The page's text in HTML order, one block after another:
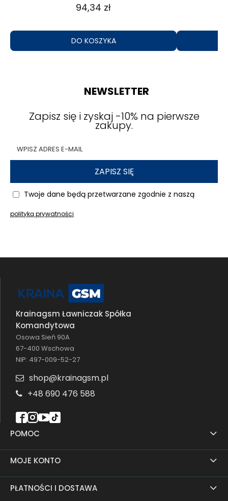
94,34 zł
DO KOSZYKA
NEWSLETTER
Zapisz się i zyskaj -10% na pierwsze
zakupy.
ZAPISZ SIĘ
Twoje dane będą przetwarzane zgodnie z naszą
polityką prywatności
POMOC
MOJE KONTO
PŁATNOŚCI I DOSTAWA
Krainagsm Ławniczak Spółka
Komandytowa
Osowa Sień 90A
67-400 Wschowa
NIP: 497-009-52-27
shop@krainagsm.pl
+48 690 476 588